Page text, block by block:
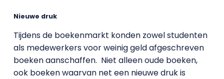
Nieuwe druk
Tijdens de boekenmarkt konden zowel studenten
als medewerkers voor weinig geld afgeschreven
boeken aanschaffen. Niet alleen oude boeken,
ook boeken waarvan net een nieuwe druk is